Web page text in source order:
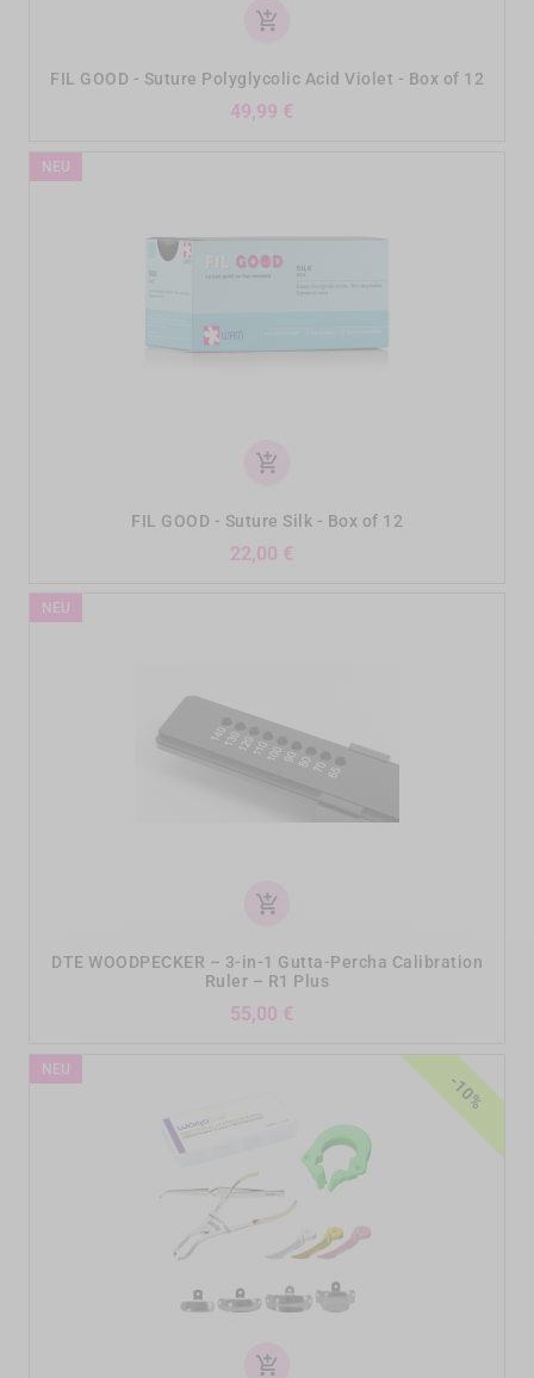
add_shopping_cart
FIL GOOD - Suture Polyglycolic Acid Violet - Box of 12
49,99 €
add_shopping_cart
NEU
FIL GOOD - Suture Silk - Box of 12
22,00 €
add_shopping_cart
NEU
DTE WOODPECKER – 3-in-1 Gutta-Percha Calibration
Ruler – R1 Plus
55,00 €
add_shopping_cart
NEU
-10%